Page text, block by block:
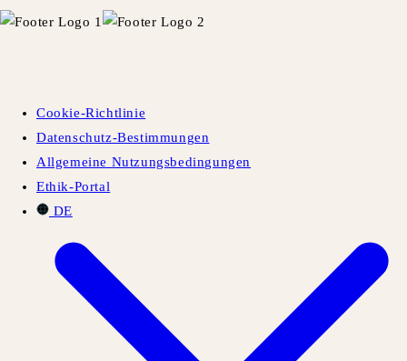
Cookie-Richtlinie
Datenschutz-Bestimmungen
Allgemeine Nutzungsbedingungen
Ethik-Portal
DE